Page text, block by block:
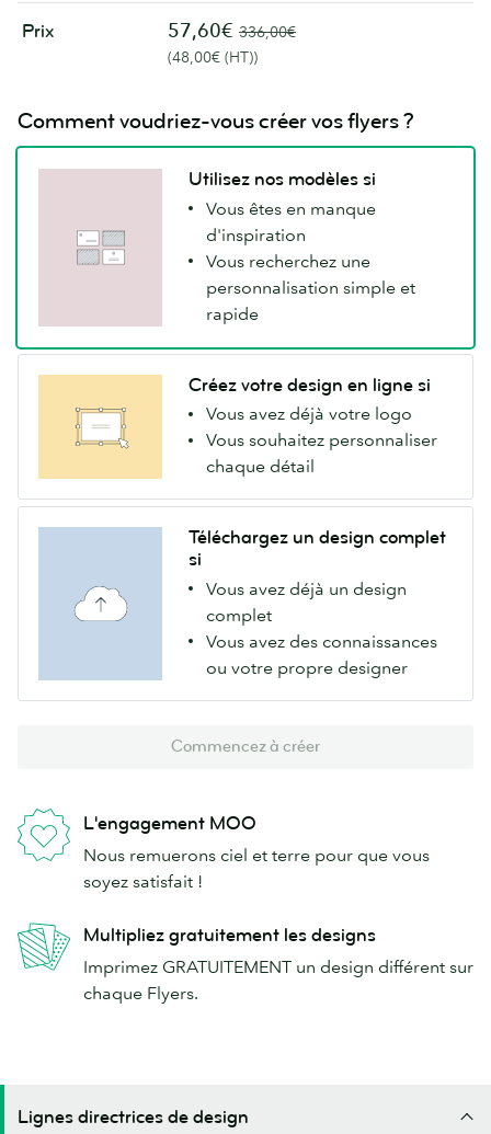
Prix 57,60€ 336,00€
(48,00€ (HT))
Comment voudriez-vous créer vos flyers ?
Utilisez nos modèles si
Vous êtes en manque
d'inspiration
Vous recherchez une
personnalisation simple et
rapide
Créez votre design en ligne si
Vous avez déjà votre logo
Vous souhaitez personnaliser
chaque détail
Téléchargez un design complet
si
Vous avez déjà un design
complet
Vous avez des connaissances
ou votre propre designer
Commencez à créer
L'engagement MOO
Nous remuerons ciel et terre pour que vous
soyez satisfait !
Multipliez gratuitement les designs
Imprimez GRATUITEMENT un design différent sur
chaque Flyers.
Lignes directrices de design